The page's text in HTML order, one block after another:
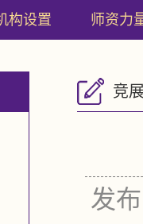
构设置 师资力
竞
发